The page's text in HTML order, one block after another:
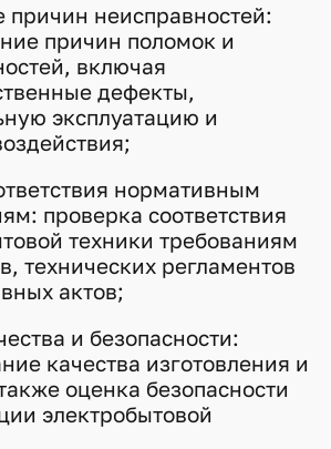
причин неисправностей:
причин поломок и
включая
дефекты,
эксплуатацию и
нормативным
проверка соответствия
техники требованиям
технических регламентов
актов;
и безопасности:
качества изготовления и
оценка безопасности
электробытовой